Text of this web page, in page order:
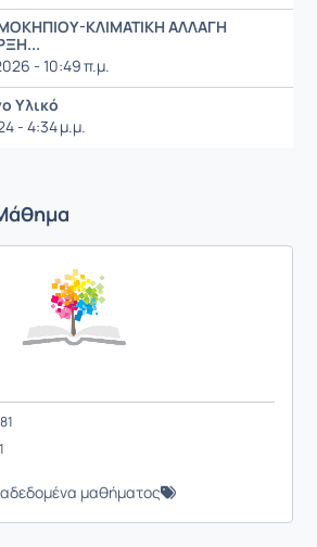
ΚΛΙΜΑΤΙΚΗ ΑΛΛΑΓΗ
- 10:49 π.μ.
Υλικό
- 4:34 μ.μ.
μαθήματος